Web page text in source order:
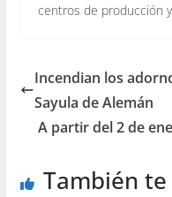
centros de producción
Incendian los
Sayula de Alemán
A partir del 2 de
También